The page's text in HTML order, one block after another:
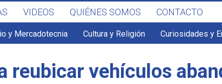
VIDEOS QUIÉNES SOMOS CONTACTO
y Mercadotecnia Cultura y Religión Curiosidades y
reubicar vehículos